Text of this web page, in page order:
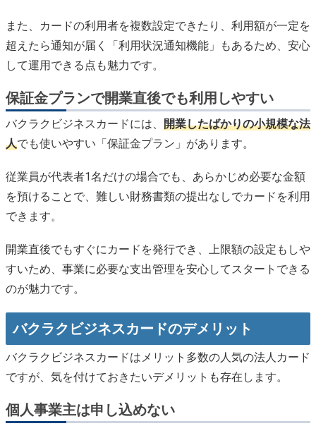
また、カードの利用者を複数設定できたり、利用額が一定を
超えたら通知が届く「利用状況通知機能」もあるため、安心
して運用できる点も魅力です。
保証金プランで開業直後でも利用しやすい
バクラクビジネスカードには、 開業したばかりの小規模な法
人でも使いやすい「保証金プラン」があります。
従業員が代表者1名だけの場合でも、あらかじめ必要な金額
を預けることで、難しい財務書類の提出なしでカードを利用
できます。
開業直後でもすぐにカードを発行でき、上限額の設定もしや
すいため、事業に必要な支出管理を安心してスタートできる
のが魅力です。
バクラクビジネスカードのデメリット
バクラクビジネスカードはメリット多数の人気の法人カード
ですが、気を付けておきたいデメリットも存在します。
個人事業主は申し込めない